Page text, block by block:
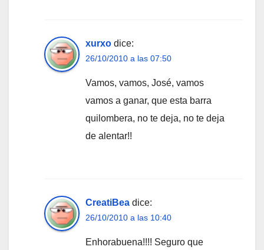
xurxo dice:
26/10/2010 a las 07:50
Vamos, vamos, José, vamos
vamos a ganar, que esta barra
quilombera, no te deja, no te deja
de alentar!!
CreatiBea dice:
26/10/2010 a las 10:40
Enhorabuena!!!! Seguro que